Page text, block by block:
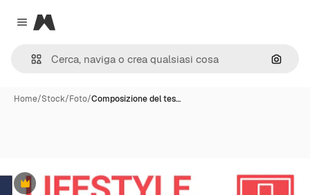
Close menu
Magnific
Cerca
Home/Stock/Foto/Composizione del tes…
Premium